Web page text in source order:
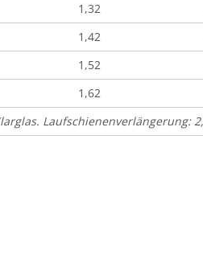
Laufschienenverlängerung:
1,32
1,42
1,52
1,62